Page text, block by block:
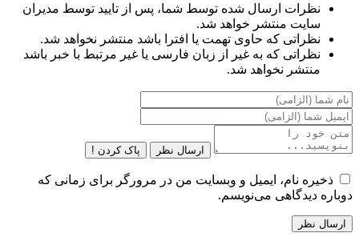
نظرات ارسال شده توسط شما، پس از تایید توسط مدیران
سایت منتشر خواهد شد.
نظراتی که حاوی تهمت یا افترا باشد منتشر نخواهد شد.
نظراتی که به غیر از زبان فارسی یا غیر مرتبط با خبر باشد
منتشر نخواهد شد.
ارسال نظر پاک کردن !
ذخیره نام، ایمیل و وبسایت من در مرورگر برای زمانی که
دوباره دیدگاهی می‌نویسم.